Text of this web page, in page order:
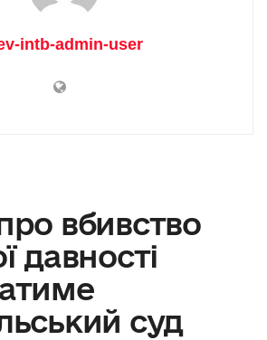
intb-admin-user
вбивство
давності
суд